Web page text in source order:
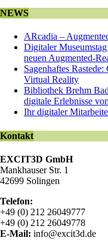
NEWS
ARcadia –
Digitaler
neuen Augmented-
Sagenhaftes
Virtual Reality
Bibliothek Brehm
digitale Erlebnisse
Ihr digitaler
Kontakt
EXCIT3D GmbH
Mankhauser Str. 1
42699 Solingen
Telefon:
+49 (0) 212 26049777
+49 (0) 212 26049778
E-Mail: info@excit3d.de